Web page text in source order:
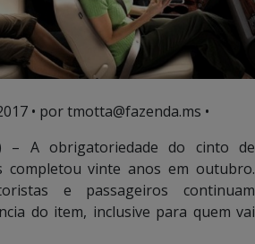
• por tmotta@fazenda.ms •
– A obrigatoriedade do cinto de
completou vinte anos em outubro.
e passageiros continuam
do item, inclusive para quem vai